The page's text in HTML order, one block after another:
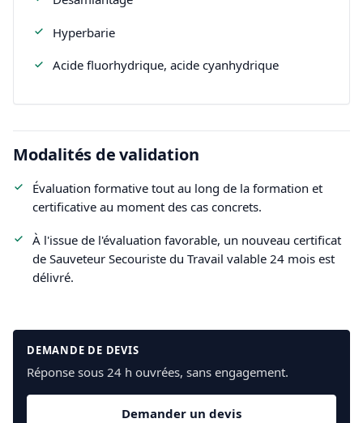
Hyperbarie
Acide fluorhydrique, acide cyanhydrique
Modalités de validation
Évaluation formative tout au long de la formation et
certificative au moment des cas concrets.
À l'issue de l'évaluation favorable, un nouveau certificat
de Sauveteur Secouriste du Travail valable 24 mois est
délivré.
DEMANDE DE DEVIS
Réponse sous 24 h ouvrées, sans engagement.
Demander un devis